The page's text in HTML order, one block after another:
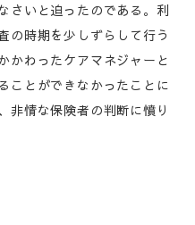
さいと迫ったのである。利
の時期を少しずらして行う
かわったケアマネジャーと
ことができなかったことに
非情な保険者の判断に憤り